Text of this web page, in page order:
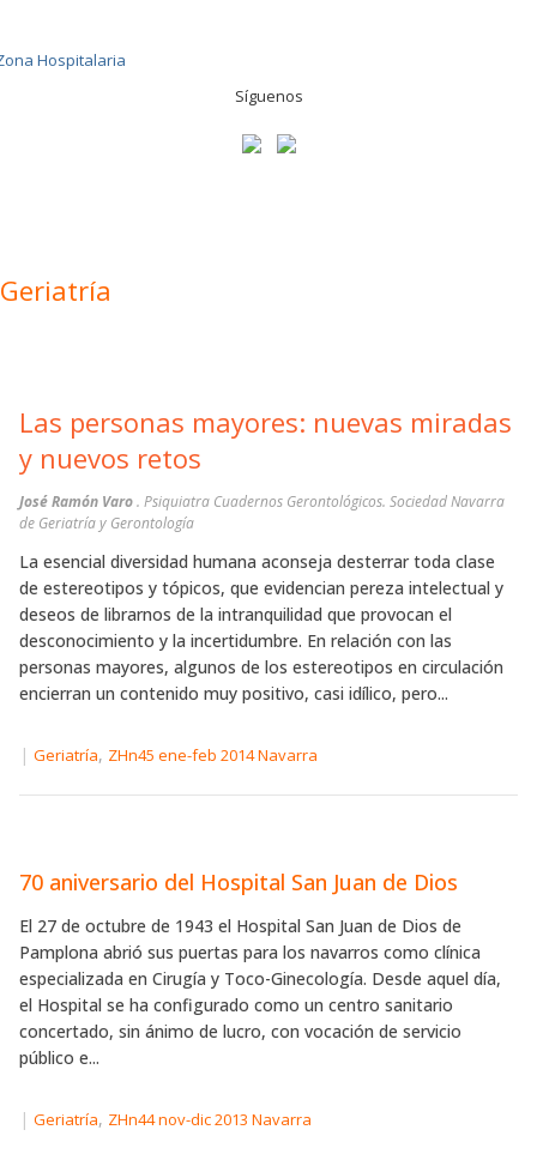
Síguenos
Geriatría
Las personas mayores: nuevas miradas
y nuevos retos
José Ramón Varo. Psiquiatra Cuadernos Gerontológicos. Sociedad Navarra
de Geriatría y Gerontología
La esencial diversidad humana aconseja desterrar toda clase
de estereotipos y tópicos, que evidencian pereza intelectual y
deseos de librarnos de la intranquilidad que provocan el
desconocimiento y la incertidumbre. En relación con las
personas mayores, algunos de los estereotipos en circulación
encierran un contenido muy positivo, casi idílico, pero...
| Geriatría, ZHn45 ene-feb 2014 Navarra
70 aniversario del Hospital San Juan de Dios
El 27 de octubre de 1943 el Hospital San Juan de Dios de
Pamplona abrió sus puertas para los navarros como clínica
especializada en Cirugía y Toco-Ginecología. Desde aquel día,
el Hospital se ha configurado como un centro sanitario
concertado, sin ánimo de lucro, con vocación de servicio
público e...
| Geriatría, ZHn44 nov-dic 2013 Navarra